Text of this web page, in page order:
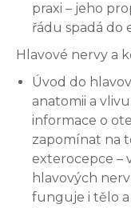
praxi – jeho
řádu spadá do
Hlavové nervy a
Úvod do
anatomii a
informace o
zapomínat na
exterocepce –
hlavových
funguje i tělo a